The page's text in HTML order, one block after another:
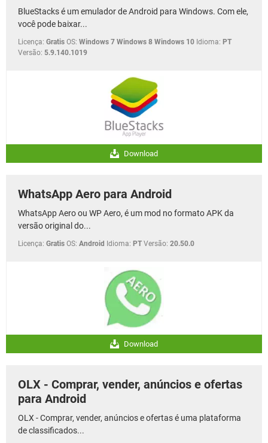
BlueStacks é um emulador de Android para Windows. Com ele,
você pode baixar...
Licença: Gratis OS: Windows 7 Windows 8 Windows 10 Idioma: PT
Versão: 5.9.140.1019
Download
WhatsApp Aero para Android
WhatsApp Aero ou WP Aero, é um mod no formato APK da
versão original do...
Licença: Gratis OS: Android Idioma: PT Versão: 20.50.0
Download
OLX - Comprar, vender, anúncios e ofertas
para Android
OLX - Comprar, vender, anúncios e ofertas é uma plataforma
de classificados...